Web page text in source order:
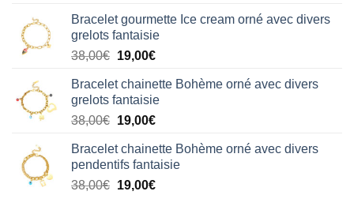
initial
était :
38,00€.
actuel
est :
19,00€.
Bracelet gourmette Ice cream orné avec divers
grelots fantaisie
38,00€ Le
initial
était :
38,00€.
19,00€Le
actuel
est :
19,00€.
Bracelet chainette Bohème orné avec divers
grelots fantaisie
38,00€ Le
initial
était :
38,00€.
19,00€Le
actuel
est :
19,00€.
Bracelet chainette Bohème orné avec divers
pendentifs fantaisie
38,00€ Le
19,00€Le